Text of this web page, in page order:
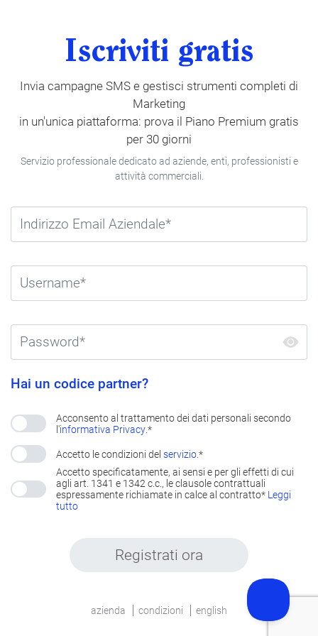
Iscriviti gratis
Invia campagne SMS e gestisci strumenti completi di
Marketing
in un'unica piattaforma: prova il Piano Premium gratis
per 30 giorni
Servizio professionale dedicato ad aziende, enti, professionisti e
attività commerciali.
Hai un codice partner?
Acconsento al trattamento dei dati personali secondo
l'informativa Privacy.*
Accetto le condizioni del servizio.*
Accetto specificatamente, ai sensi e per gli effetti di cui
agli art. 1341 e 1342 c.c., le clausole contrattuali
espressamente richiamate in calce al contratto* Leggi
tutto
Registrati ora
azienda condizioni english